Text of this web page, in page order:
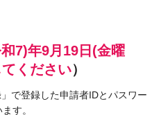
7)年9月19日(金曜
ください）
で登録した申請者IDとパスワー
す。